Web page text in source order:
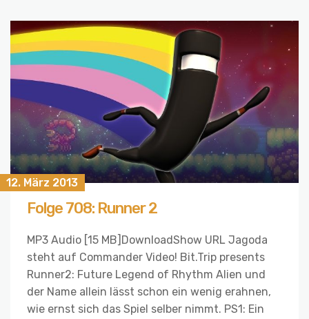
12. März 2013
Folge 708: Runner 2
MP3 Audio [15 MB]DownloadShow URL Jagoda
steht auf Commander Video! Bit.Trip presents
Runner2: Future Legend of Rhythm Alien und
der Name allein lässt schon ein wenig erahnen,
wie ernst sich das Spiel selber nimmt. PS1: Ein